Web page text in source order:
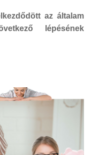
az általam
lépésének